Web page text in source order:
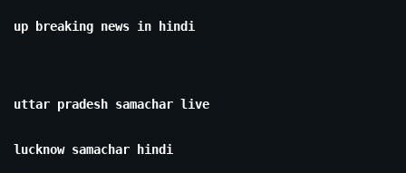
up breaking news in hindi
uttar pradesh samachar live
lucknow samachar hindi